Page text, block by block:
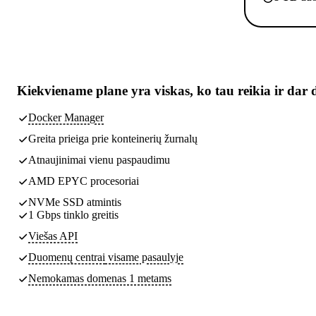
Kiekviename plane yra viskas, ko tau reikia ir dar
Docker Manager
Greita prieiga prie konteinerių žurnalų
Atnaujinimai vienu paspaudimu
AMD EPYC procesoriai
NVMe SSD atmintis
1 Gbps tinklo greitis
Viešas API
Duomenų centrai visame pasaulyje
Nemokamas domenas 1 metams